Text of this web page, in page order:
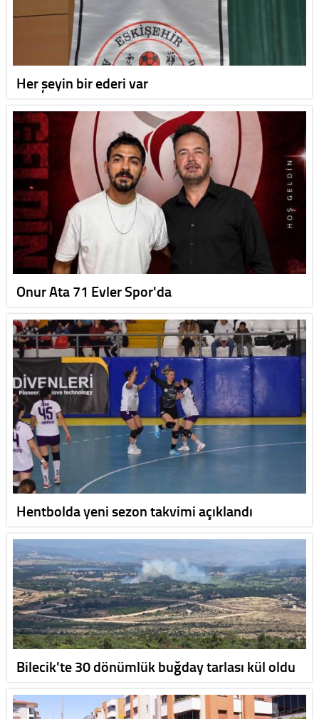
Her şeyin bir ederi var
Onur Ata 71 Evler Spor'da
Hentbolda yeni sezon takvimi açıklandı
Bilecik'te 30 dönümlük buğday tarlası kül oldu